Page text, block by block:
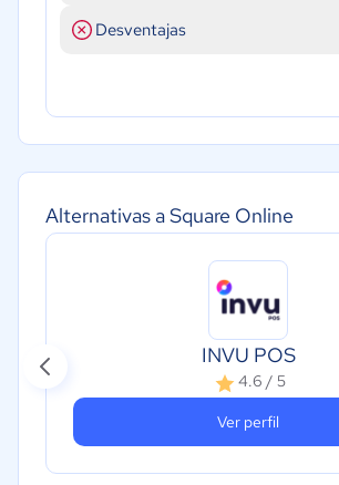
Alternativas a Square Online
INVU POS
4.6 / 5
Ver perfil
Desventajas